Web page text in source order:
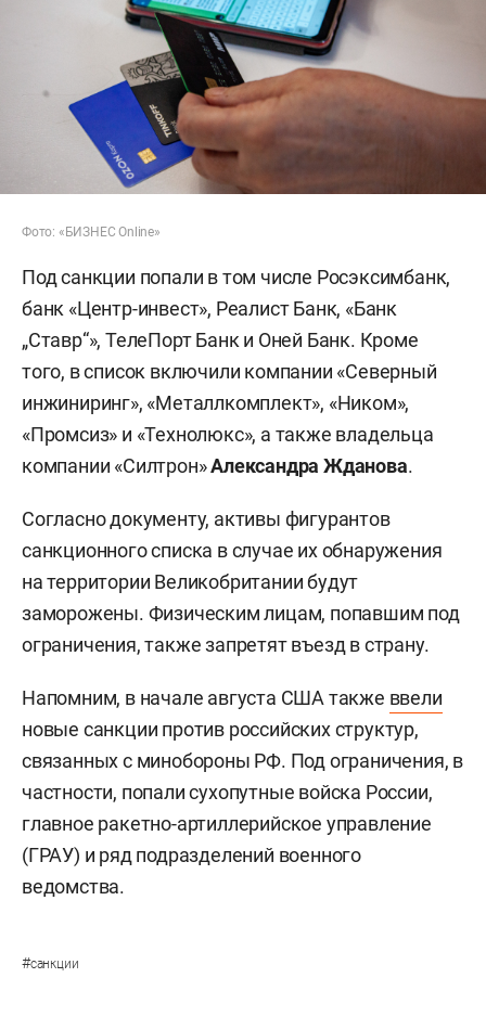
Фото: «БИЗНЕС Online»
Под санкции попали в том числе Росэксимбанк,
банк «Центр-инвест», Реалист Банк, «Банк
„Ставр“», ТелеПорт Банк и Оней Банк. Кроме
того, в список включили компании «Северный
инжиниринг», «Металлкомплект», «Ником»,
«Промсиз» и «Технолюкс», а также владельца
компании «Силтрон»Александра Жданова.
Согласно документу, активы фигурантов
санкционного списка в случае их обнаружения
на территории Великобритании будут
заморожены. Физическим лицам, попавшим под
ограничения, также запретят въезд в страну.
Напомним, в начале августа США также ввели
новые санкции против российских структур,
связанных с минобороны РФ. Под ограничения, в
частности, попали сухопутные войска России,
главное ракетно-артиллерийское управление
(ГРАУ) и ряд подразделений военного
ведомства.
#санкции